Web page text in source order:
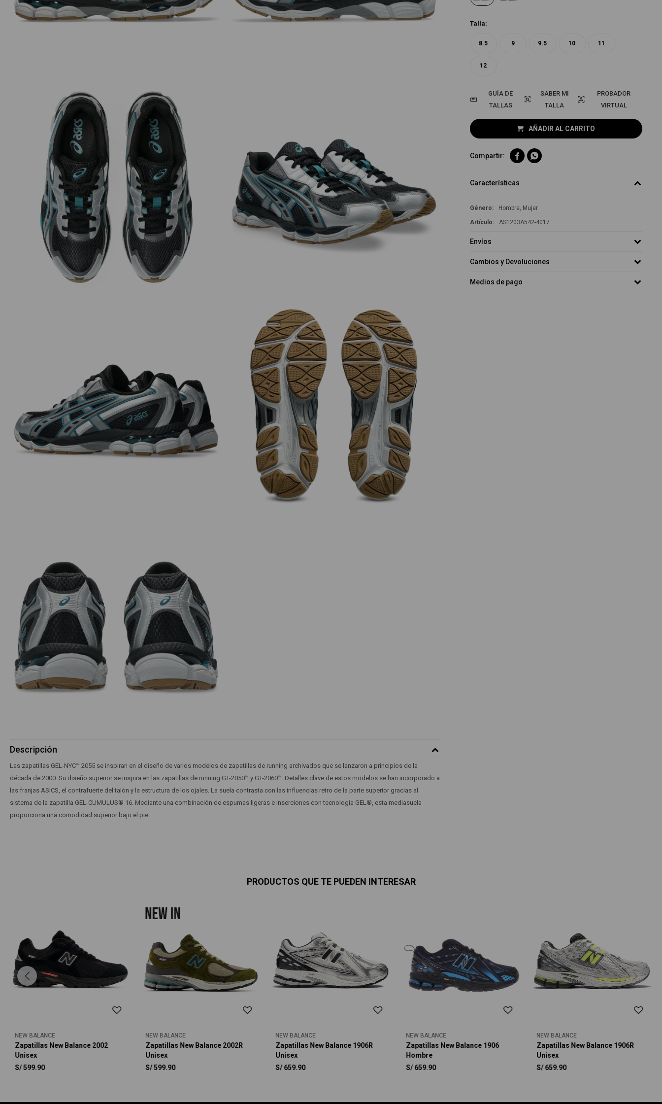
Descripción
Las zapatillas GEL-NYC™ 2055 se inspiran en el diseño de varios modelos de zapatillas de running archivados que se lanzaron a principios de la
década de 2000. Su diseño superior se inspira en las zapatillas de running GT-2050™ y GT-2060™. Detalles clave de estos modelos se han incorporado a
las franjas ASICS, el contrafuerte del talón y la estructura de los ojales. La suela contrasta con las influencias retro de la parte superior gracias al
sistema de la zapatilla GEL-CUMULUS® 16. Mediante una combinación de espumas ligeras e inserciones con tecnología GEL®, esta mediasuela
proporciona una comodidad superior bajo el pie.
Talla:
8.5 9 9.5 10 11
12
GUÍA DE
TALLAS
PROBADOR
VIRTUAL
AÑADIR AL CARRITO
 
Características
Género Hombre, Mujer
AS1203A542-4017
Envíos
Cambios y Devoluciones
Medios de pago
PRODUCTOS QUE TE PUEDEN INTERESAR
NEW BALANCE
Zapatillas New Balance 2002
Unisex
S/599.90
NEW BALANCE
Zapatillas New Balance 2002R
Unisex
S/ 599.90
NEW BALANCE
Zapatillas New Balance 1906R
Unisex
S/ 659.90
NEW BALANCE
Zapatillas New Balance 1906
Hombre
S/ 659.90
NEW BALANCE
Zapatillas New Balance 1906R
Unisex
S/ 659.90